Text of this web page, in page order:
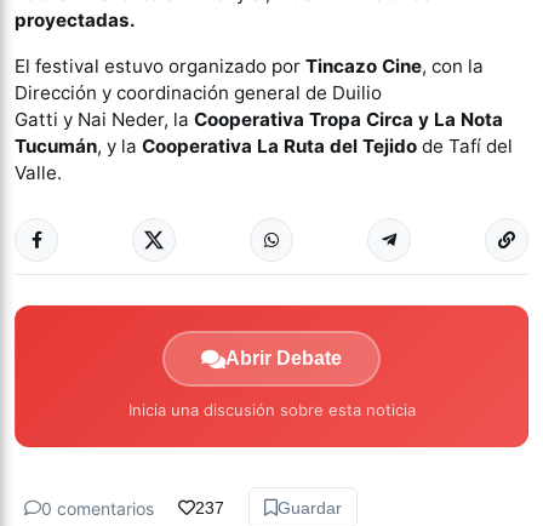
proyectadas.
El festival estuvo organizado por Tincazo Cine, con la
Dirección y coordinación general de Duilio
Gatti y Nai Neder, la Cooperativa Tropa Circa y La Nota
Tucumán, y la Cooperativa La Ruta del Tejido de Tafí del
Valle.
Abrir Debate
Inicia una discusión sobre esta noticia
0 comentarios 237 Guardar